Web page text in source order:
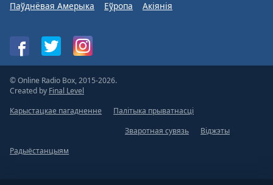
Паўднёвая Амерыка
Еўропа Акіянія
© Online Radio Box, 2015-2026.
Created by Final Level
Карыстацкае пагадненне
Палітыка прыватнасці
Зваротная сувязь
Віджэты
Радыёстанцыям